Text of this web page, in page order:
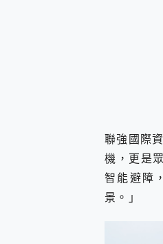
聯強國際
機，更是
智能避障
景。」